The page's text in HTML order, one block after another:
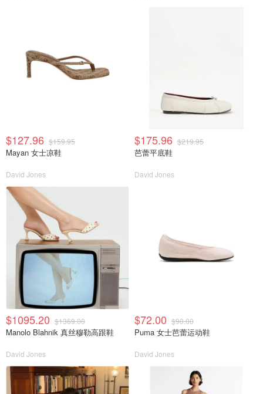
$127.96 $159.95
Mayan 女士凉鞋
David Jones
$175.96 $219.95
芭蕾平底鞋
David Jones
$1095.20 $1369.00
Manolo Blahnik 真丝穆勒高跟鞋
David Jones
$72.00 $90.00
Puma 女士芭蕾运动鞋
David Jones